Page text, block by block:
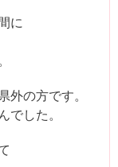
に
外の方です。
した。